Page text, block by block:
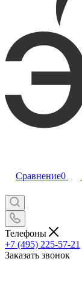
Сравнение0
Телефоны
+7 (495) 225-57-21
Заказать звонок